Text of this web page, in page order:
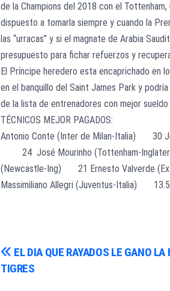
de la Champions del 2018 con el
dispuesto a tomarla siempre y cuando la
las “urracas” y si el magnate de Arabia
presupuesto para fichar refuerzos y
El Príncipe heredero esta encaprichado en
en el banquillo del Saint James Park y
de la lista de entrenadores con mejor
TÉCNICOS MEJOR
Antonio Conte (Inter de Milan-Italia) 30
24 José Mourinho (Tottenham-
(Newcastle-Ing) 21 Ernesto Valverde (Ex-
Massimiliano Allegri (Juventus-Italia)
Navegación
EL DIA QUE RAYADOS LE GANO LA
TIGRES